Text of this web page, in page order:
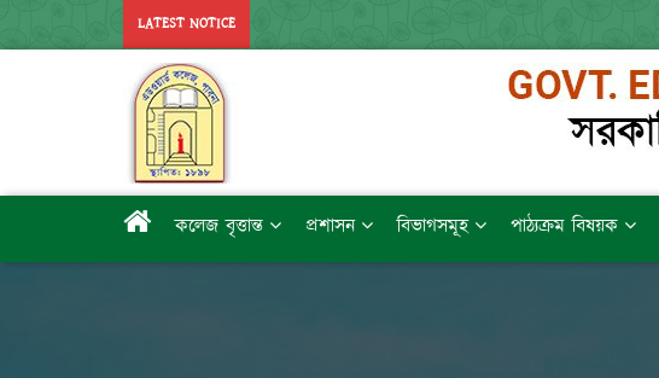
LATEST NOTICE
কলেজ বৃত্তান্ত প্রশাসন বিভাগসমূহ পাঠ্যক্রম বিষয়ক